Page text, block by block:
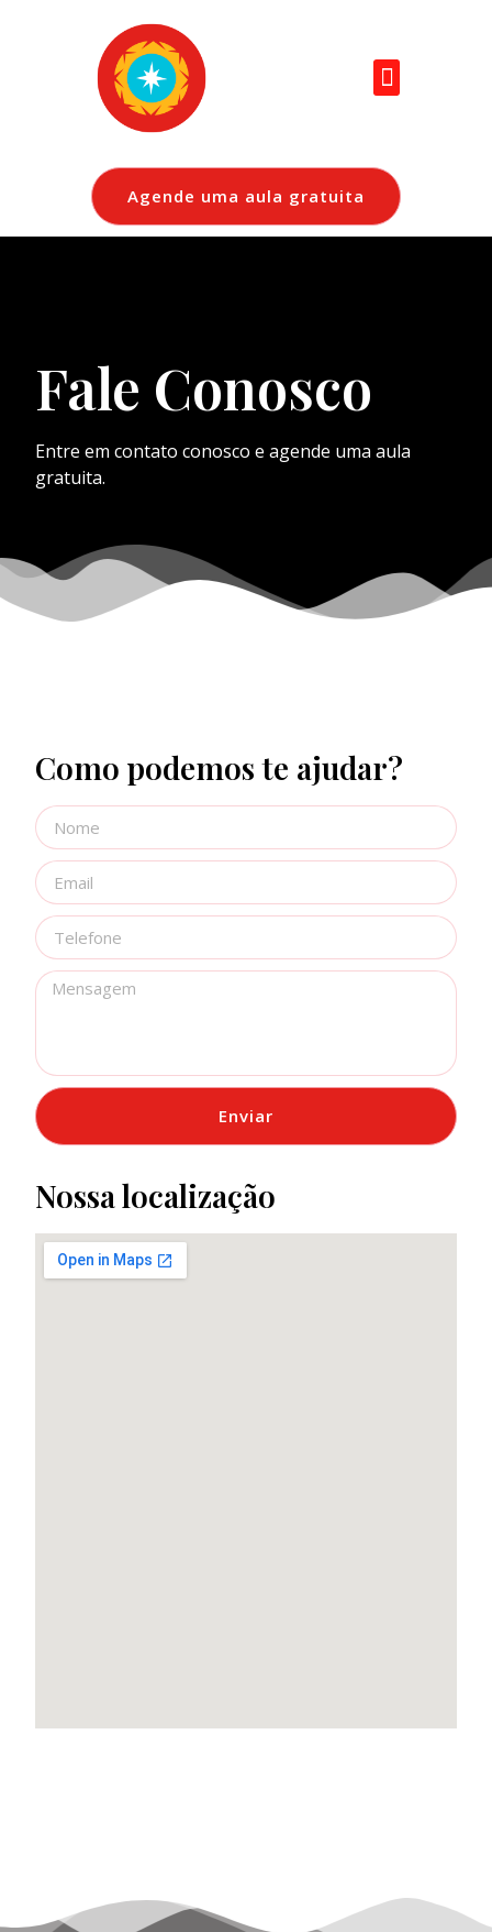
Agende uma aula gratuita
Fale Conosco
Entre em contato conosco e agende uma aula
gratuita.
Como podemos te ajudar?
Enviar
Nossa localização